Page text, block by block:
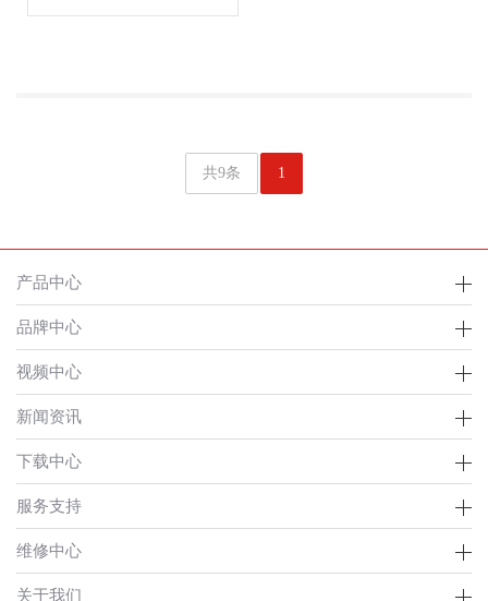
共9条 1
产品中心
品牌中心
视频中心
新闻资讯
下载中心
服务支持
维修中心
关于我们